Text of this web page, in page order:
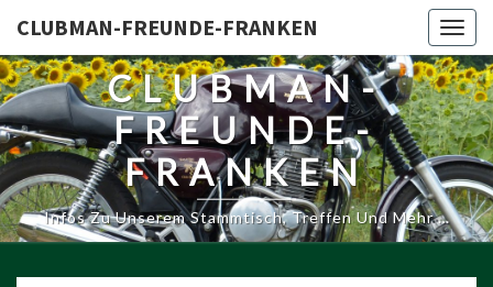
CLUBMAN-FREUNDE-FRANKEN
CLUBMAN-
FREUNDE-
FRANKEN
Infos Zu Unserem Stammtisch, Treffen Und Mehr …